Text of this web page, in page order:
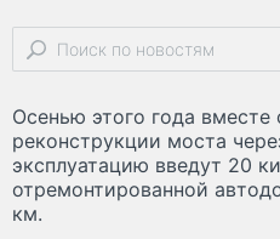
Осенью этого года вместе
реконструкции моста
эксплуатацию введут 20
отремонтированной
км.